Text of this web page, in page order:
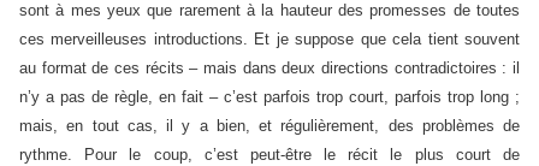
sont à mes yeux que rarement à la hauteur des promesses de toutes
ces merveilleuses introductions. Et je suppose que cela tient souvent
au format de ces récits – mais dans deux directions contradictoires : il
n’y a pas de règle, en fait – c’est parfois trop court, parfois trop long ;
mais, en tout cas, il y a bien, et régulièrement, des problèmes de
rythme. Pour le coup, c’est peut-être le récit le plus court de